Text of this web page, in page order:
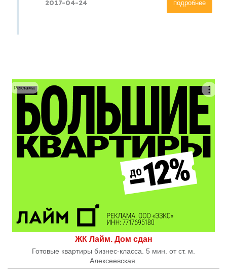
подробнее
2017-04-24
ЖК Лайм. Дом сдан
Готовые квартиры бизнес-класса. 5 мин. от ст. м.
Алексеевская.
Реклама